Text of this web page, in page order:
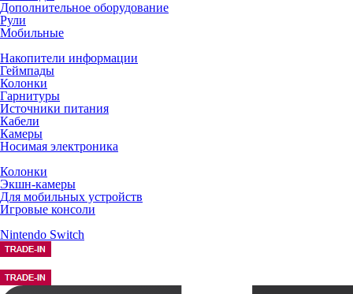
Дополнительное оборудование
Рули
Мобильные
Накопители информации
Геймпады
Колонки
Гарнитуры
Источники питания
Кабели
Камеры
Носимая электроника
Колонки
Экшн-камеры
Для мобильных устройств
Игровые консоли
Nintendo Switch